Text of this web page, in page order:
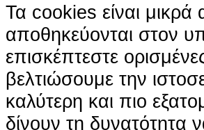
Τα cookies είναι μικρά
αποθηκεύονται στον
επισκέπτεστε
βελτιώσουμε την
καλύτερη και πιο
δίνουν τη δυνατότητα